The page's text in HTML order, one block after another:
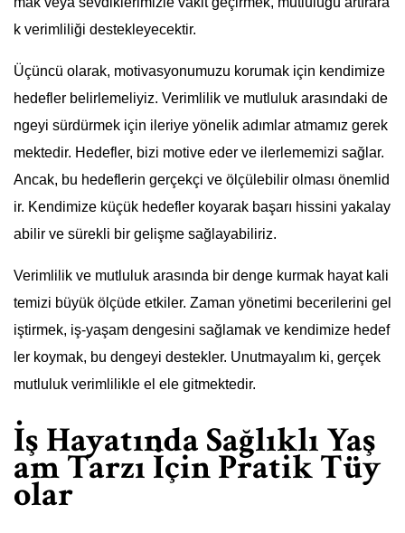
k verimliliği destekleyecektir.
Üçüncü olarak, motivasyonumuzu korumak için kendimize
hedefler belirlemeliyiz. Verimlilik ve mutluluk arasındaki de
ngeyi sürdürmek için ileriye yönelik adımlar atmamız gerek
mektedir. Hedefler, bizi motive eder ve ilerlememizi sağlar.
Ancak, bu hedeflerin gerçekçi ve ölçülebilir olması önemlid
ir. Kendimize küçük hedefler koyarak başarı hissini yakalay
abilir ve sürekli bir gelişme sağlayabiliriz.
Verimlilik ve mutluluk arasında bir denge kurmak hayat kali
temizi büyük ölçüde etkiler. Zaman yönetimi becerilerini gel
iştirmek, iş-yaşam dengesini sağlamak ve kendimize hedef
ler koymak, bu dengeyi destekler. Unutmayalım ki, gerçek
mutluluk verimlilikle el ele gitmektedir.
İş Hayatında Sağlıklı Yaş
am Tarzı İçin Pratik Tüy
olar